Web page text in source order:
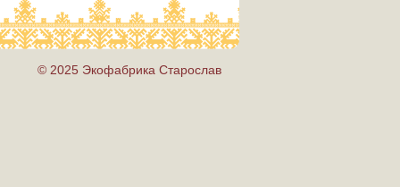
© 2025 Экофабрика Старослав